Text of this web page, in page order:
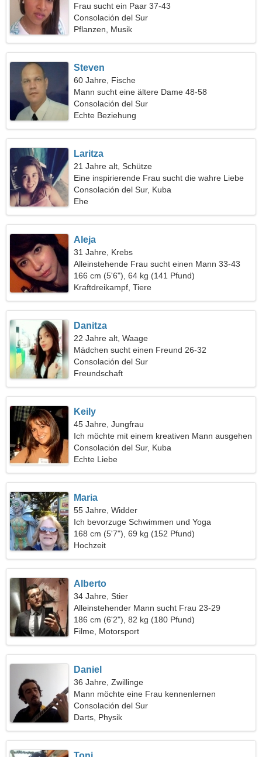
Frau sucht ein Paar 37-43
Consolación del Sur
Pflanzen, Musik
Steven
60 Jahre, Fische
Mann sucht eine ältere Dame 48-58
Consolación del Sur
Echte Beziehung
Laritza
21 Jahre alt, Schütze
Eine inspirierende Frau sucht die wahre Liebe
Consolación del Sur, Kuba
Ehe
Aleja
31 Jahre, Krebs
Alleinstehende Frau sucht einen Mann 33-43
166 cm (5'6"), 64 kg (141 Pfund)
Kraftdreikampf, Tiere
Danitza
22 Jahre alt, Waage
Mädchen sucht einen Freund 26-32
Consolación del Sur
Freundschaft
Keily
45 Jahre, Jungfrau
Ich möchte mit einem kreativen Mann ausgehen
Consolación del Sur, Kuba
Echte Liebe
Maria
55 Jahre, Widder
Ich bevorzuge Schwimmen und Yoga
168 cm (5'7"), 69 kg (152 Pfund)
Hochzeit
Alberto
34 Jahre, Stier
Alleinstehender Mann sucht Frau 23-29
186 cm (6'2"), 82 kg (180 Pfund)
Filme, Motorsport
Daniel
36 Jahre, Zwillinge
Mann möchte eine Frau kennenlernen
Consolación del Sur
Darts, Physik